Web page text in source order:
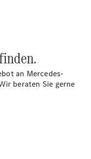
an Mercedes-
beraten Sie gerne